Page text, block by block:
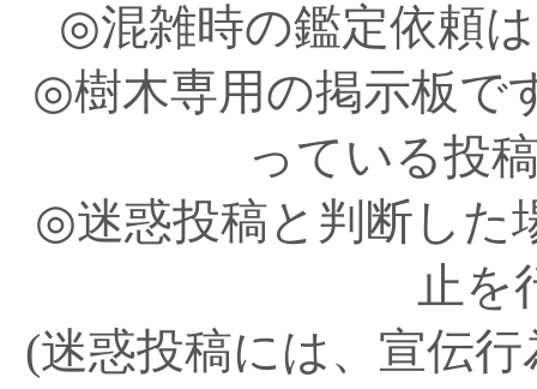
◎混雑時の鑑定依頼
◎樹木専用の掲示板で
っている投
◎迷惑投稿と判断した
止を
(迷惑投稿には、宣伝